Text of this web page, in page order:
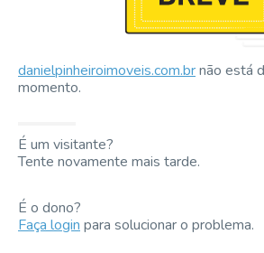
danielpinheiroimoveis.com.brnão está
momento.
É um visitante?
Tente novamente mais tarde.
É o dono?
Faça loginpara solucionar o problema.